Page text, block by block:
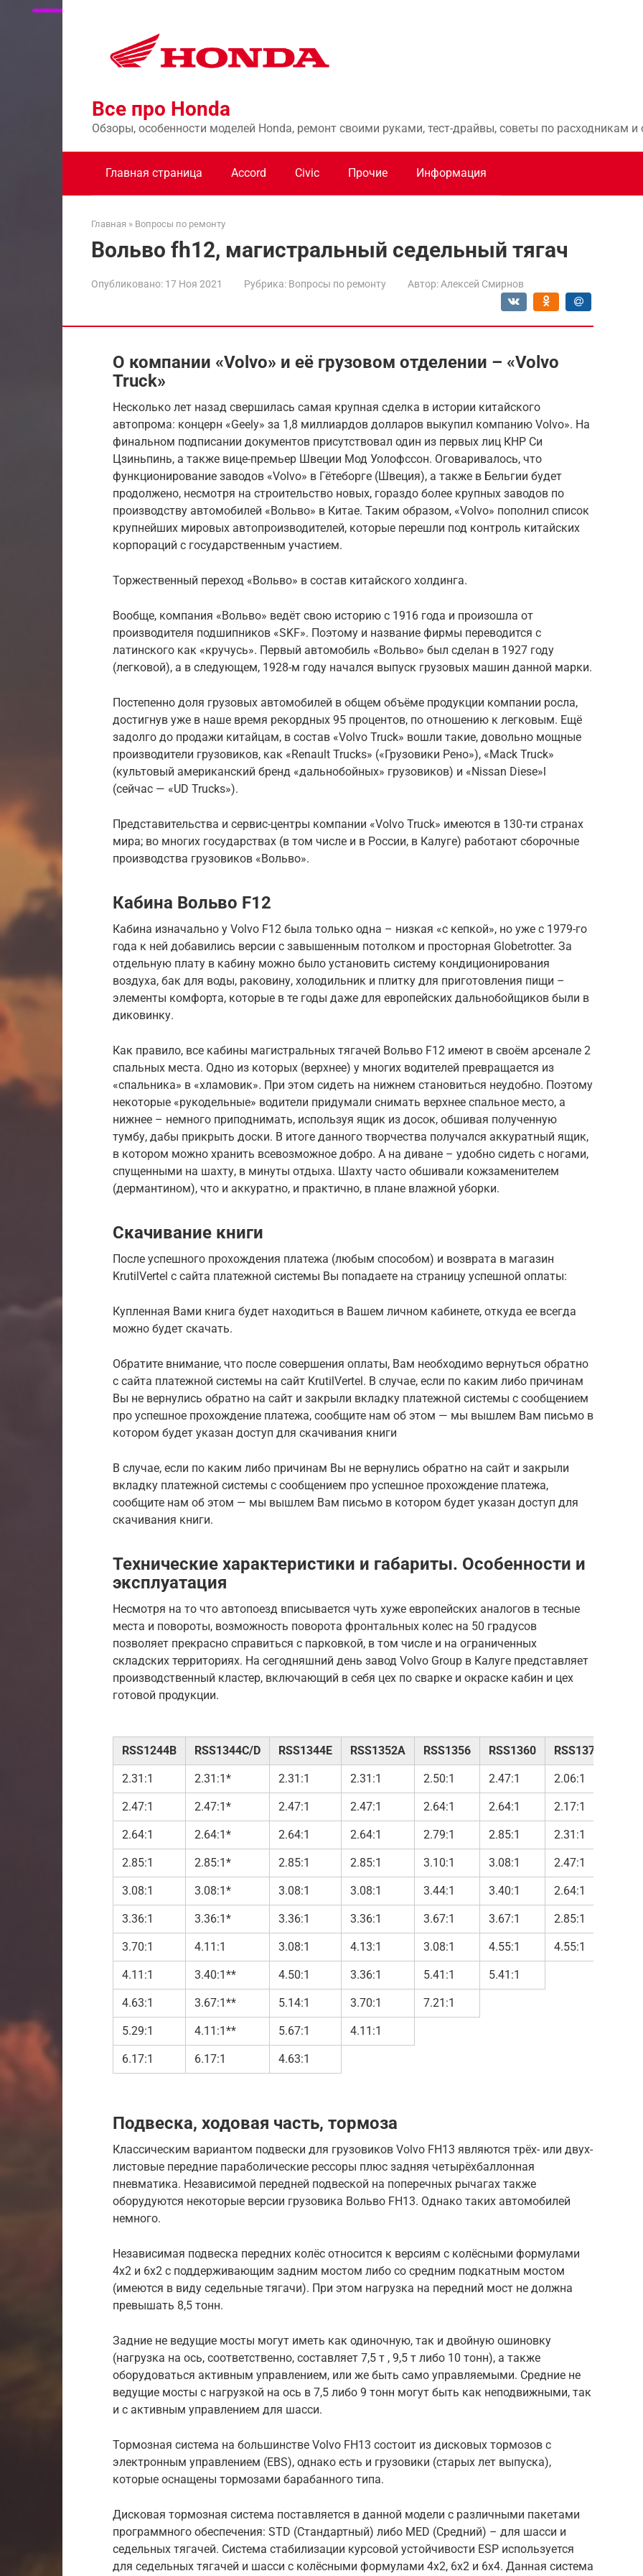
Перейти
Все про Honda
Обзоры, особенности моделей Honda, ремонт своими руками, тест-драйвы, советы по расходникам
Главная страница Accord Civic Прочие Информация
Главная » Вопросы по ремонту
Вольво fh12, магистральный седельный тягач
Опубликовано: 17 Ноя 2021 Рубрика: Вопросы по ремонту Автор: Алексей Смирнов
О компании «Volvo» и её грузовом отделении – «Volvo
Truck»
Несколько лет назад свершилась самая крупная сделка в истории китайского
автопрома: концерн «Geely» за 1,8 миллиардов долларов выкупил компанию Volvo». На
финальном подписании документов присутствовал один из первых лиц КНР Си
Цзиньпинь, а также вице-премьер Швеции Мод Уолофссон. Оговаривалось, что
функционирование заводов «Volvo» в Гётеборге (Швеция), а также в Бельгии будет
продолжено, несмотря на строительство новых, гораздо более крупных заводов по
производству автомобилей «Вольво» в Китае. Таким образом, «Volvo» пополнил список
крупнейших мировых автопроизводителей, которые перешли под контроль китайских
корпораций с государственным участием.
Торжественный переход «Вольво» в состав китайского холдинга.
Вообще, компания «Вольво» ведёт свою историю с 1916 года и произошла от
производителя подшипников «SKF». Поэтому и название фирмы переводится с
латинского как «кручусь». Первый автомобиль «Вольво» был сделан в 1927 году
(легковой), а в следующем, 1928-м году начался выпуск грузовых машин данной марки.
Постепенно доля грузовых автомобилей в общем объёме продукции компании росла,
достигнув уже в наше время рекордных 95 процентов, по отношению к легковым. Ещё
задолго до продажи китайцам, в состав «Volvo Truck» вошли такие, довольно мощные
производители грузовиков, как «Renault Trucks» («Грузовики Рено»), «Mack Truck»
(культовый американский бренд «дальнобойных» грузовиков) и «Nissan Diese»l
(сейчас — «UD Trucks»).
Представительства и сервис-центры компании «Volvo Truck» имеются в 130-ти странах
мира; во многих государствах (в том числе и в России, в Калуге) работают сборочные
производства грузовиков «Вольво».
Кабина Вольво F12
Кабина изначально у Volvo F12 была только одна – низкая «с кепкой», но уже с 1979-го
года к ней добавились версии с завышенным потолком и просторная Globetrotter. За
отдельную плату в кабину можно было установить систему кондиционирования
воздуха, бак для воды, раковину, холодильник и плитку для приготовления пищи –
элементы комфорта, которые в те годы даже для европейских дальнобойщиков были в
диковинку.
Как правило, все кабины магистральных тягачей Вольво F12 имеют в своём арсенале 2
спальных места. Одно из которых (верхнее) у многих водителей превращается из
«спальника» в «хламовик». При этом сидеть на нижнем становиться неудобно. Поэтому
некоторые «рукодельные» водители придумали снимать верхнее спальное место, а
нижнее – немного приподнимать, используя ящик из досок, обшивая полученную
тумбу, дабы прикрыть доски. В итоге данного творчества получался аккуратный ящик,
в котором можно хранить всевозможное добро. А на диване – удобно сидеть с ногами,
спущенными на шахту, в минуты отдыха. Шахту часто обшивали кожзаменителем
(дермантином), что и аккуратно, и практично, в плане влажной уборки.
Скачивание книги
После успешного прохождения платежа (любым способом) и возврата в магазин
KrutilVertel с сайта платежной системы Вы попадаете на страницу успешной оплаты:
Купленная Вами книга будет находиться в Вашем личном кабинете, откуда ее всегда
можно будет скачать.
Обратите внимание, что после совершения оплаты, Вам необходимо вернуться обратно
с сайта платежной системы на сайт KrutilVertel. В случае, если по каким либо причинам
Вы не вернулись обратно на сайт и закрыли вкладку платежной системы с сообщением
про успешное прохождение платежа, сообщите нам об этом — мы вышлем Вам письмо в
котором будет указан доступ для скачивания книги
В случае, если по каким либо причинам Вы не вернулись обратно на сайт и закрыли
вкладку платежной системы с сообщением про успешное прохождение платежа,
сообщите нам об этом — мы вышлем Вам письмо в котором будет указан доступ для
скачивания книги.
Технические характеристики и габариты. Особенности и
эксплуатация
Несмотря на то что автопоезд вписывается чуть хуже европейских аналогов в тесные
места и повороты, возможность поворота фронтальных колес на 50 градусов
позволяет прекрасно справиться с парковкой, в том числе и на ограниченных
складских территориях. На сегодняшний день завод Volvo Group в Калуге представляет
производственный кластер, включающий в себя цех по сварке и окраске кабин и цех
готовой продукции.
RSS1244B RSS1344C/D RSS1344E RSS1352A RSS1356 RSS1360 RSS1370A/B
2.31:1 2.31:1* 2.31:1 2.31:1 2.50:1 2.47:1 2.06:1
2.47:1 2.47:1* 2.47:1 2.47:1 2.64:1 2.64:1 2.17:1
2.64:1 2.64:1* 2.64:1 2.64:1 2.79:1 2.85:1 2.31:1
2.85:1 2.85:1* 2.85:1 2.85:1 3.10:1 3.08:1 2.47:1
3.08:1 3.08:1* 3.08:1 3.08:1 3.44:1 3.40:1 2.64:1
3.36:1 3.36:1* 3.36:1 3.36:1 3.67:1 3.67:1 2.85:1
3.70:1 4.11:1 3.08:1 4.13:1 3.08:1 4.55:1 4.55:1
4.11:1 3.40:1** 4.50:1 3.36:1 5.41:1 5.41:1
4.63:1 3.67:1** 5.14:1 3.70:1 7.21:1
5.29:1 4.11:1** 5.67:1 4.11:1
6.17:1 6.17:1 4.63:1
Подвеска, ходовая часть, тормоза
Классическим вариантом подвески для грузовиков Volvo FH13 являются трёх- или двух-
листовые передние параболические рессоры плюс задняя четырёхбаллонная
пневматика. Независимой передней подвеской на поперечных рычагах также
оборудуются некоторые версии грузовика Вольво FH13. Однако таких автомобилей
немного.
Независимая подвеска передних колёс относится к версиям с колёсными формулами
4х2 и 6х2 с поддерживающим задним мостом либо со средним подкатным мостом
(имеются в виду седельные тягачи). При этом нагрузка на передний мост не должна
превышать 8,5 тонн.
Задние не ведущие мосты могут иметь как одиночную, так и двойную ошиновку
(нагрузка на ось, соответственно, составляет 7,5 т , 9,5 т либо 10 тонн), а также
оборудоваться активным управлением, или же быть само управляемыми. Средние не
ведущие мосты с нагрузкой на ось в 7,5 либо 9 тонн могут быть как неподвижными, так
и с активным управлением для шасси.
Тормозная система на большинстве Volvo FH13 состоит из дисковых тормозов с
электронным управлением (EBS), однако есть и грузовики (старых лет выпуска),
которые оснащены тормозами барабанного типа.
Дисковая тормозная система поставляется в данной модели с различными пакетами
программного обеспечения: STD (Стандартный) либо MED (Средний) – для шасси и
седельных тягачей. Система стабилизации курсовой устойчивости ESP используется
для седельных тягачей и шасси с колёсными формулами 4х2, 6х2 и 6х4. Данная система